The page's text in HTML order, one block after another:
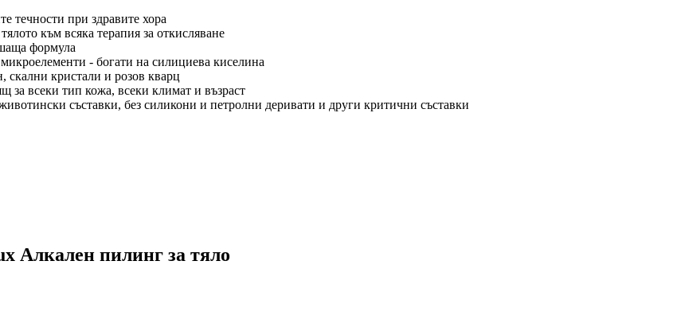
течности при здравите хора
към всяка терапия за откисляване
формула
- богати на силициева киселина
кристали и розов кварц
за всеки тип кожа, всеки климат и възраст
съставки, без силикони и петролни деривати и други критични съставки
Алкален пилинг за тяло